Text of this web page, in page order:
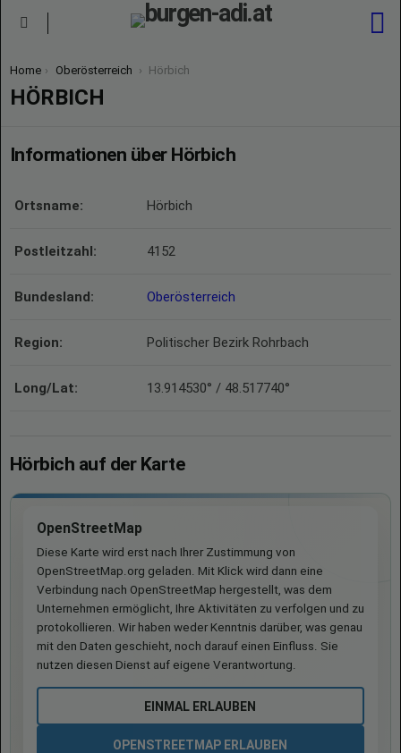
You are here:
Home Oberösterreich Hörbich
HÖRBICH
Informationen über Hörbich
Ortsname: Hörbich
Postleitzahl: 4152
Bundesland: Oberösterreich
Region: Politischer Bezirk Rohrbach
Long/Lat: 13.914530° / 48.517740°
Hörbich auf der Karte
OpenStreetMap
Diese Karte wird erst nach Ihrer Zustimmung von
OpenStreetMap.org geladen. Mit Klick wird dann eine
Verbindung nach OpenStreetMap hergestellt, was dem
Unternehmen ermöglicht, Ihre Aktivitäten zu verfolgen und zu
protokollieren. Wir haben weder Kenntnis darüber, was genau
mit den Daten geschieht, noch darauf einen Einfluss. Sie
nutzen diesen Dienst auf eigene Verantwortung.
EINMAL ERLAUBEN
OPENSTREETMAP ERLAUBEN